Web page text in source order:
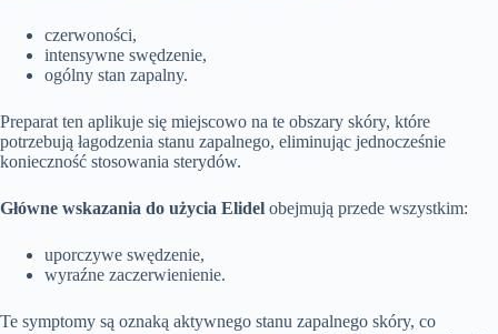
czerwoności,
intensywne swędzenie,
ogólny stan zapalny.
Preparat ten aplikuje się miejscowo na te obszary skóry, które
potrzebują łagodzenia stanu zapalnego, eliminując jednocześnie
konieczność stosowania sterydów.
Główne wskazania do użycia Elidel obejmują przede wszystkim:
uporczywe swędzenie,
wyraźne zaczerwienienie.
Te symptomy są oznaką aktywnego stanu zapalnego skóry, co